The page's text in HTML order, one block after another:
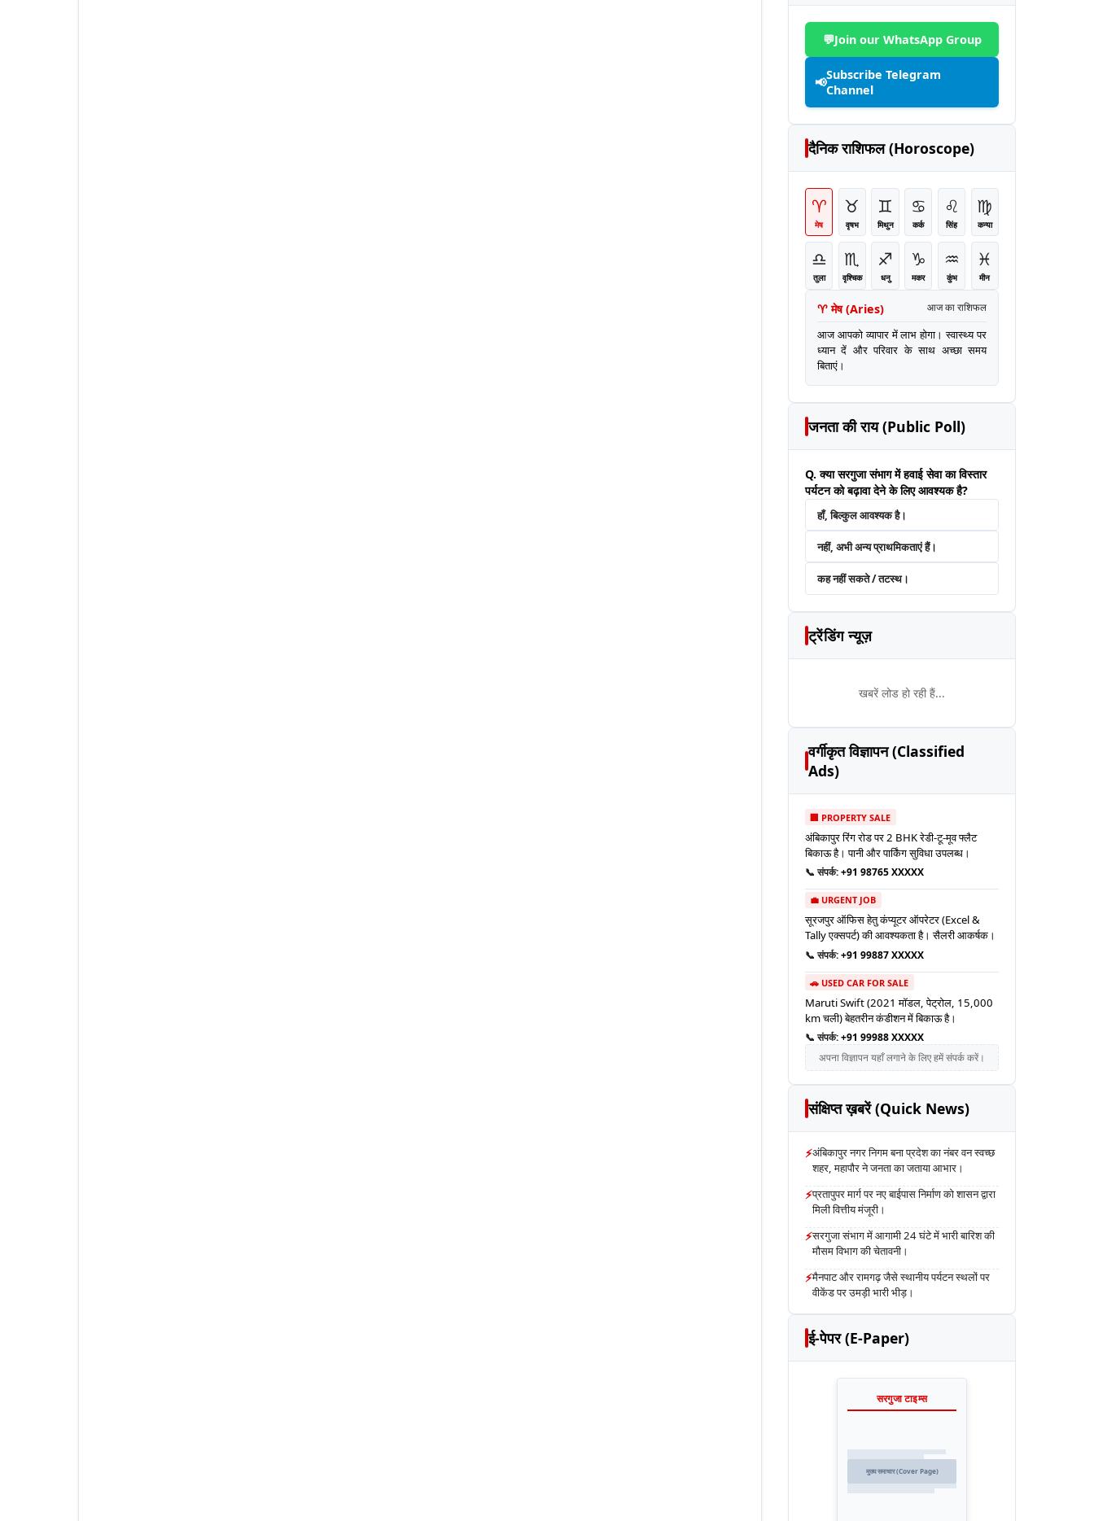
💬Join our WhatsApp Group
📢Subscribe Telegram
Channel
दैनिक राशिफल (Horoscope)
♈
मेष
♉
वृषभ
♊
मिथुन
♋
कर्क
♌
सिंह
♍
कन्या
♎
तुला
♏
वृश्चिक
♐
धनु
♑
मकर
♒
कुंभ
♓
मीन
♈ मेष(Aries) आज का राशिफल
आज आपको व्यापार में लाभ होगा। स्वास्थ्य पर
ध्यान दें और परिवार के साथ अच्छा समय
बिताएं।
जनता की राय (Public Poll)
Q. क्या सरगुजा संभाग में हवाई सेवा का विस्तार
पर्यटन को बढ़ावा देने के लिए आवश्यक है?
हाँ, बिल्कुल आवश्यक है।
नहीं, अभी अन्य प्राथमिकताएं हैं।
कह नहीं सकते / तटस्थ।
ट्रेंडिंग न्यूज़
खबरें लोड हो रही हैं...
वर्गीकृत विज्ञापन (Classified
Ads)
🏢 PROPERTY SALE
अंबिकापुर रिंग रोड पर 2 BHK रेडी-टू-मूव फ्लैट
बिकाऊ है। पानी और पार्किंग सुविधा उपलब्ध।
📞 संपर्क:+91 98765 XXXXX
💼 URGENT JOB
सूरजपुर ऑफिस हेतु कंप्यूटर ऑपरेटर (Excel &
Tally एक्सपर्ट) की आवश्यकता है। सैलरी आकर्षक।
📞 संपर्क:+91 99887 XXXXX
🚗 USED CAR FOR SALE
Maruti Swift (2021 मॉडल, पेट्रोल, 15,000
km चली) बेहतरीन कंडीशन में बिकाऊ है।
📞 संपर्क:+91 99988 XXXXX
अपना विज्ञापन यहाँ लगाने के लिए हमें संपर्क करें।
संक्षिप्त ख़बरें (Quick News)
⚡अंबिकापुर नगर निगम बना प्रदेश का नंबर वन स्वच्छ
शहर, महापौर ने जनता का जताया आभार।
⚡प्रतापुपर मार्ग पर नए बाईपास निर्माण को शासन द्वारा
मिली वित्तीय मंजूरी।
⚡सरगुजा संभाग में आगामी 24 घंटे में भारी बारिश की
मौसम विभाग की चेतावनी।
⚡मैनपाट और रामगढ़ जैसे स्थानीय पर्यटन स्थलों पर
वीकेंड पर उमड़ी भारी भीड़।
ई-पेपर (E-Paper)
सरगुजा टाइम्स
मुख्य समाचार (Cover Page)